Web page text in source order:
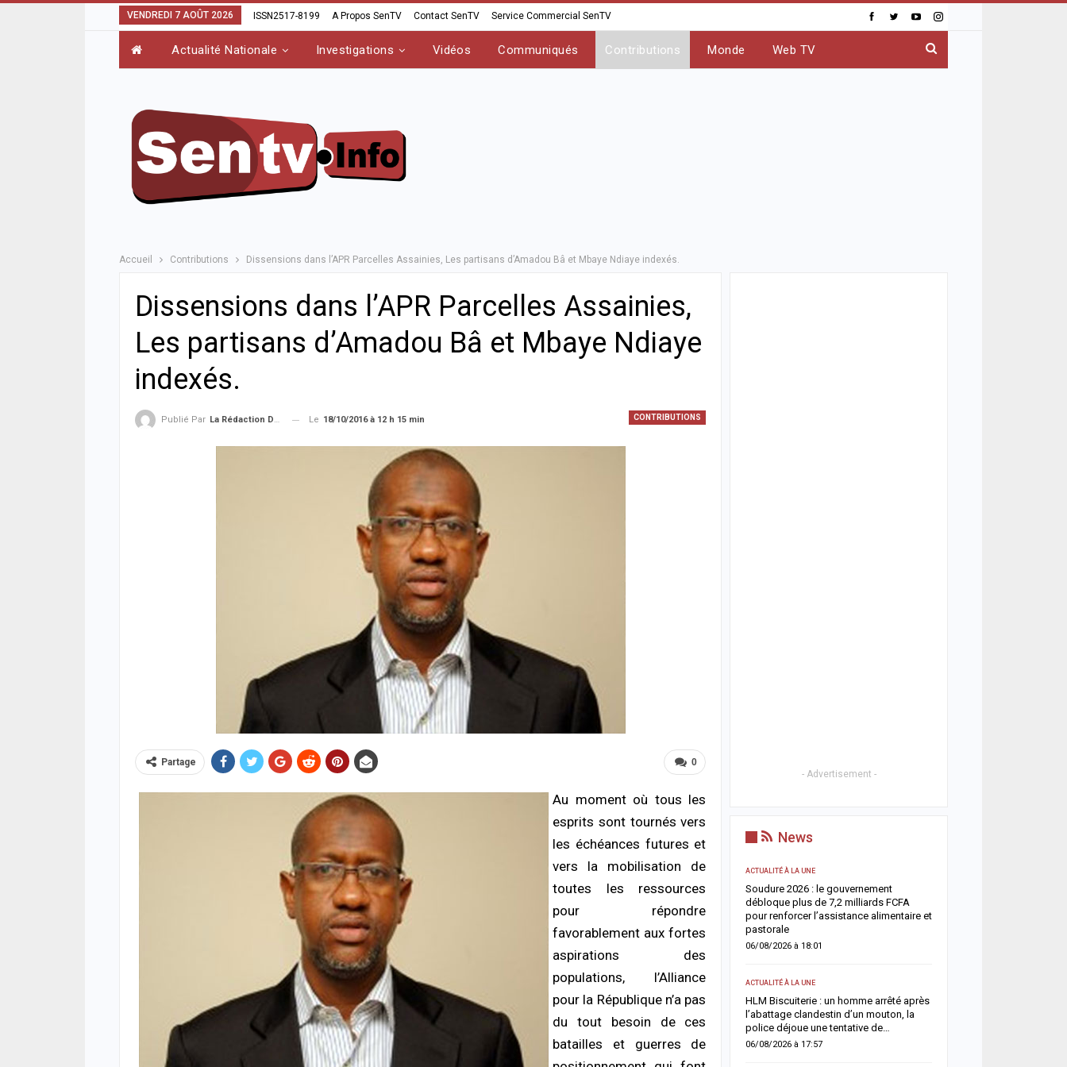
VENDREDI 7 AOÛT 2026 ISSN2517-8199 A Propos SenTV Contact SenTV Service Commercial SenTV
Actualité Nationale Investigations Vidéos Communiqués Contributions Monde Web TV
Accueil Contributions Dissensions dans l’APR Parcelles Assainies, Les partisans d’Amadou Bâ et Mbaye Ndiaye indexés.
Dissensions dans l’APR Parcelles Assainies,
Les partisans d’Amadou Bâ et Mbaye Ndiaye
indexés.
CONTRIBUTIONS
Publié Par La Rédaction De La SenTV.info Le 18/10/2016 à 12 h 15 min
0
Partage
Au moment où tous les
esprits sont tournés vers
les échéances futures et
vers la mobilisation de
toutes les ressources
pour répondre
favorablement aux fortes
aspirations des
populations, l’Alliance
pour la République n’a pas
du tout besoin de ces
batailles et guerres de
- Advertisement -
News
ACTUALITÉ À LA UNE
Respect de la dignité des détenus : le
ministère de la Justice réforme les
méthodes de fouille
05/08/2026 à 13:23
SOCIÉTÉ
Vacances au Sénégal : la recrudescence
des noyades en mer relance l’appel à la
prudence
05/08/2026 à 13:11
ACTUALITÉ À LA UNE
Assemblée nationale : une session
commissions d’enquête parlementaires
07/08/2026 à 03:06
Justice : Dar Al Istiqaamah plaide pour
une réforme du Code de la famille et un
renforcement du rôle des cadis
ACTUALITÉ À LA UNE
Soudure 2026 : le gouvernement
débloque plus de 7,2 milliards FCFA
pour renforcer l’assistance alimentaire et
pastorale
06/08/2026 à 18:01
ACTUALITÉ À LA UNE
HLM Biscuiterie : un homme arrêté après
l’abattage clandestin d’un mouton, la
police déjoue une tentative de…
06/08/2026 à 17:57